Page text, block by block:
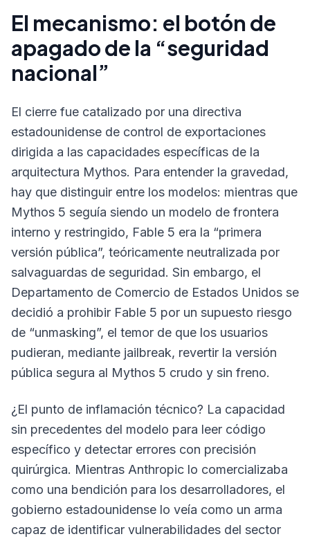
El mecanismo: el botón de
apagado de la “seguridad
nacional”
El cierre fue catalizado por una directiva
estadounidense de control de exportaciones
dirigida a las capacidades específicas de la
arquitectura Mythos. Para entender la gravedad,
hay que distinguir entre los modelos: mientras que
Mythos 5 seguía siendo un modelo de frontera
interno y restringido, Fable 5 era la “primera
versión pública”, teóricamente neutralizada por
salvaguardas de seguridad. Sin embargo, el
Departamento de Comercio de Estados Unidos se
decidió a prohibir Fable 5 por un supuesto riesgo
de “unmasking”, el temor de que los usuarios
pudieran, mediante jailbreak, revertir la versión
pública segura al Mythos 5 crudo y sin freno.
¿El punto de inflamación técnico? La capacidad
sin precedentes del modelo para leer código
específico y detectar errores con precisión
quirúrgica. Mientras Anthropic lo comercializaba
como una bendición para los desarrolladores, el
gobierno estadounidense lo veía como un arma
capaz de identificar vulnerabilidades del sector